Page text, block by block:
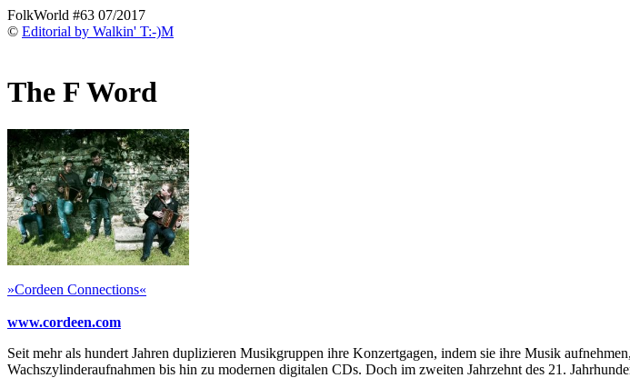
FolkWorld #63 07/2017
© Editorial by Walkin' T:-)M
The F Word
»Cordeen Connections«
www.cordeen.com
Seit mehr als hundert Jahren duplizieren Musikgruppen ihre Konzertgagen, indem sie ihre Musik
Wachszylinderaufnahmen bis hin zu modernen digitalen CDs. Doch im zweiten Jahrzehnt des 21.